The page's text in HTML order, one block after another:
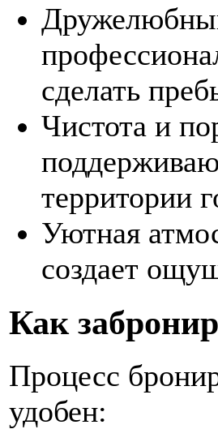
сделать
Чистота и
территории
Уютная
создает
Как
Процесс
удобен: